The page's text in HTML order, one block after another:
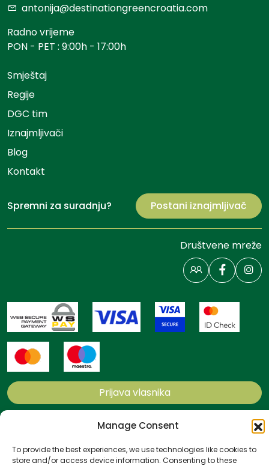
Manage Consent
To provide the best experiences, we use technologies like cookies to
store and/or access device information. Consenting to these
antonija@destinationgreencroatia.com
Radno vrijeme
PON - PET : 9:00h - 17:00h
Smještaj
Regije
DGC tim
Iznajmljivači
Blog
Kontakt
Spremni za suradnju? Postani iznajmljivač
Društvene mreže
Prijava vlasnika
Načini i uvjeti plaćanja
Politika kolačića